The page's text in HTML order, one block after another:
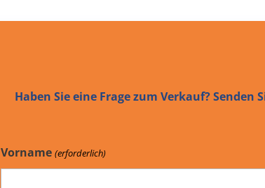
Haben Sie eine Frage zum Verkauf?
Vorname (erforderlich)